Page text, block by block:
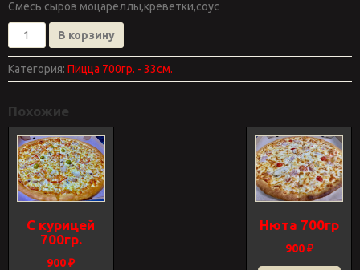
Смесь сыров моцареллы,креветки,соус
Количество
товара
креветками
В корзину
Категория: Пицца 700гр. - 33см.
Похожие
С курицей
700гр.
900₽
Нюта 700гр
900₽